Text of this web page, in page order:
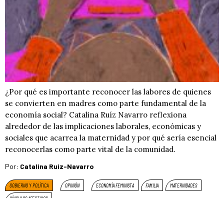
¿Por qué es importante reconocer las labores de quienes
se convierten en madres como parte fundamental de la
economía social? Catalina Ruíz Navarro reflexiona
alrededor de las implicaciones laborales, económicas y
sociales que acarrea la maternidad y por qué sería esencial
reconocerlas como parte vital de la comunidad.
Por: Catalina Ruiz-Navarro
GOBIERNO Y POLÍTICA OPINIÓN ECONOMÍA FEMINISTA FAMILIA
MATERNIDADES